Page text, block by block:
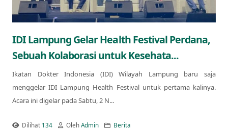
IDI Lampung Gelar Health Festival Perdana,
Sebuah Kolaborasi untuk Kesehata...
Ikatan Dokter Indonesia (IDI) Wilayah Lampung baru saja
menggelar IDI Lampung Health Festival untuk pertama kalinya.
Acara ini digelar pada Sabtu, 2 N...
Dilihat 134 OlehAdmin Berita